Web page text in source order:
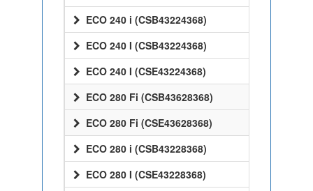
ECO 240 i (CSB43224368)
ECO 240 I (CSB43224368)
ECO 240 I (CSE43224368)
ECO 280 Fi (CSB43628368)
ECO 280 Fi (CSE43628368)
ECO 280 i (CSB43228368)
ECO 280 I (CSE43228368)